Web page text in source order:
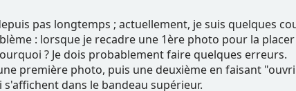
pas longtemps ; actuellement, je suis quelques
: lorsque je recadre une 1ère photo pour la
? Je dois probablement faire quelques erreurs.
première photo, puis une deuxième en faisant
dans le bandeau supérieur.